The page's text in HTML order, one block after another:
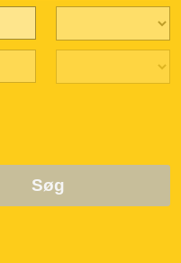
Søg